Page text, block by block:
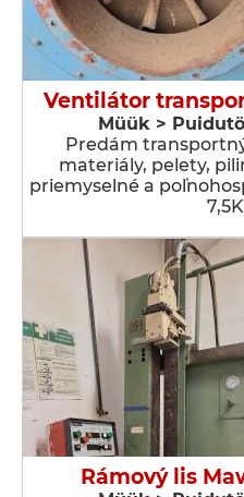
Ventilátor
Müük >
Predám
materiály, pelety,
priemyselné a
Rámový lis